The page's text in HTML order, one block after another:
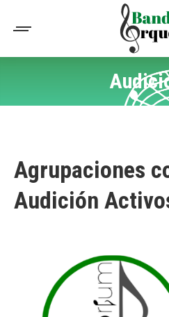
You are
Agrupaciones
Audición